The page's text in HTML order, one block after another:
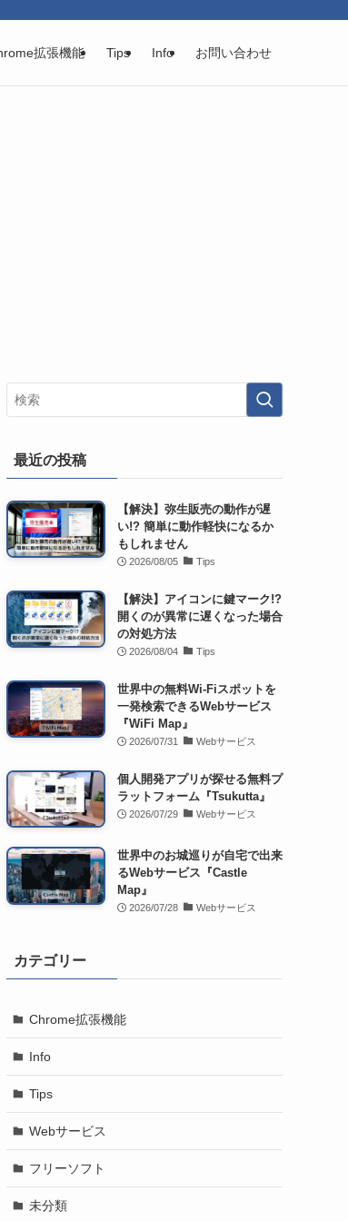
拡張機能 Tips Info お問い合わせ
最近の投稿
【解決】弥生販売の動作が遅
い!? 簡単に動作軽快になるか
もしれません
2026/08/05 Tips
【解決】アイコンに鍵マーク!?
開くのが異常に遅くなった場合
の対処方法
2026/08/04 Tips
世界中の無料Wi-Fiスポットを
一発検索できるWebサービス
『WiFi Map』
2026/07/31 Webサービス
個人開発アプリが探せる無料プ
ラットフォーム『Tsukutta』
2026/07/29 Webサービス
世界中のお城巡りが自宅で出来
るWebサービス『Castle
Map』
2026/07/28 Webサービス
カテゴリー
Chrome拡張機能
Info
Tips
Webサービス
フリーソフト
未分類